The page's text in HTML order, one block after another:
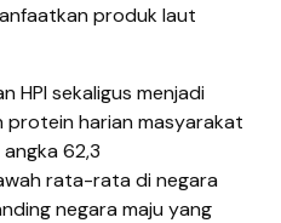
produk laut
HPI sekaligus menjadi
protein harian masyarakat
62,3
rata-rata di negara
negara maju yang